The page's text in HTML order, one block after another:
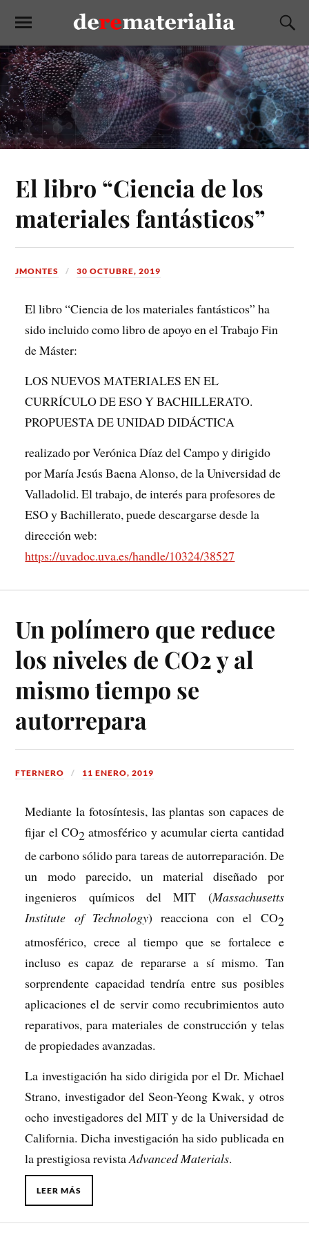
El libro “Ciencia de los
materiales fantásticos”
JMONTES 30 OCTUBRE, 2019
El libro “Ciencia de los materiales fantásticos” ha
sido incluido como libro de apoyo en el Trabajo Fin
de Máster:
LOS NUEVOS MATERIALES EN EL
CURRÍCULO DE ESO Y BACHILLERATO.
PROPUESTA DE UNIDAD DIDÁCTICA
realizado por Verónica Díaz del Campo y dirigido
por María Jesús Baena Alonso, de la Universidad de
Valladolid. El trabajo, de interés para profesores de
ESO y Bachillerato, puede descargarse desde la
dirección web:
https://uvadoc.uva.es/handle/10324/38527
Un polímero que reduce
los niveles de CO2 y al
mismo tiempo se
autorrepara
FTERNERO 11 ENERO, 2019
Mediante la fotosíntesis, las plantas son capaces de
fijar el CO2 atmosférico y acumular cierta cantidad
de carbono sólido para tareas de autorreparación. De
un modo parecido, un material diseñado por
ingenieros químicos del MIT (Massachusetts
Institute of Technology) reacciona con el CO2
atmosférico, crece al tiempo que se fortalece e
incluso es capaz de repararse a sí mismo. Tan
sorprendente capacidad tendría entre sus posibles
aplicaciones el de servir como recubrimientos auto
reparativos, para materiales de construcción y telas
de propiedades avanzadas.
La investigación ha sido dirigida por el Dr. Michael
Strano, investigador del Seon-Yeong Kwak, y otros
ocho investigadores del MIT y de la Universidad de
California. Dicha investigación ha sido publicada en
la prestigiosa revistaAdvanced Materials.
LEER MÁS